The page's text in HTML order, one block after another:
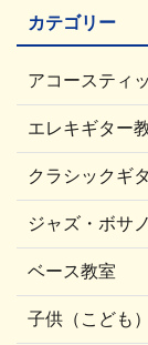
カテゴリー
アコースティ
エレキギター
クラシックギ
ジャズ・ボサ
ベース教室
子供（こども